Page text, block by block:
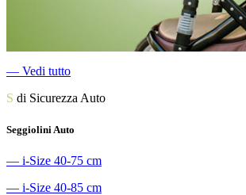
― Vedi tutto
S di Sicurezza Auto
Seggiolini Auto
― i-Size 40-75 cm
― i-Size 40-85 cm